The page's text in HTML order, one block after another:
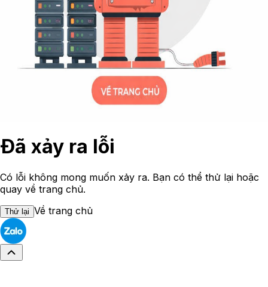
Đã xảy ra lỗi
Có lỗi không mong muốn xảy ra. Bạn có thể thử lại hoặc
quay về trang chủ.
Thử lại Về trang chủ